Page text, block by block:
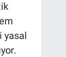
yasal